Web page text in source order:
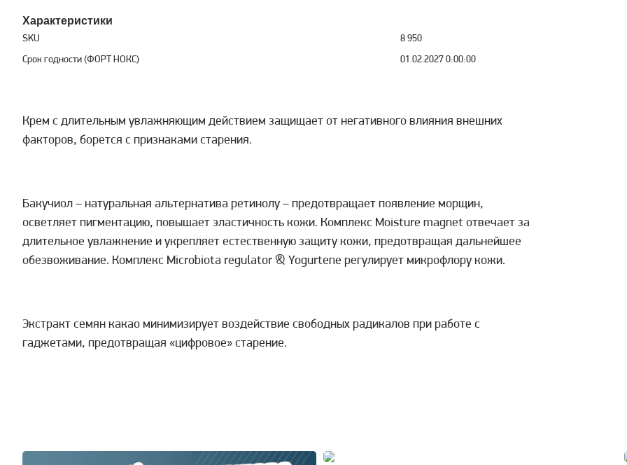
Характеристики
SKU
8 950
Срок годности (ФОРТ НОКС)
01.02.2027 0:00:00
Крем с длительным увлажняющим действием защищает от негативного влияния внешних
факторов, борется с признаками старения.
Бакучиол – натуральная альтернатива ретинолу – предотвращает появление морщин,
осветляет пигментацию, повышает эластичность кожи. Комплекс Moisture magnet отвечает за
длительное увлажнение и укрепляет естественную защиту кожи, предотвращая дальнейшее
обезвоживание. Комплекс Microbiota regulator & Yogurtene регулирует микрофлору кожи.
Экстракт семян какао минимизирует воздействие свободных радикалов при работе с
гаджетами, предотвращая «цифровое» старение.